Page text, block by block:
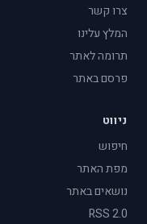
צרו קשר
המלץ עלינו
תרומה לאתר
פרסם באתר
ניווט
חיפוש
מפת האתר
נושאים באתר
RSS 2.0